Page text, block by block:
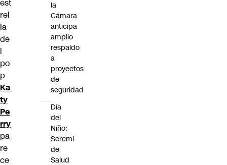
est
rel
la
de
l
po
p
Ka
ty
Pe
rry
pa
re
ce
la
Cámara
anticipa
amplio
respaldo
a
proyectos
de
seguridad
Día
del
Niño:
Seremi
de
Salud